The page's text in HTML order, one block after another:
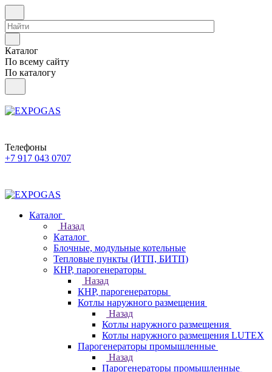
Каталог
По всему сайту
По каталогу
Телефоны
+7 917 043 0707
Каталог
Назад
Каталог
Блочные, модульные котельные
Тепловые пункты (ИТП, БИТП)
КНР, парогенераторы
Назад
КНР, парогенераторы
Котлы наружного размещения
Назад
Котлы наружного размещения
Котлы наружного размещения LUTEX
Парогенераторы промышленные
Назад
Парогенераторы промышленные